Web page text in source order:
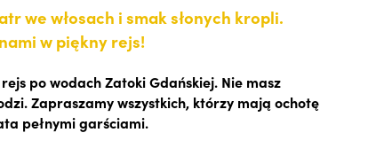
we włosach i smak słonych kropli.
w piękny rejs!
po wodach Zatoki Gdańskiej. Nie masz
Zapraszamy wszystkich, którzy mają ochotę
pełnymi garściami.